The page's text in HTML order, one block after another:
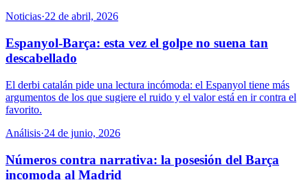
Noticias·22 de abril, 2026
Espanyol-Barça: esta vez el golpe no suena tan
descabellado
El derbi catalán pide una lectura incómoda: el Espanyol tiene más
argumentos de los que sugiere el ruido y el valor está en ir contra el
favorito.
Análisis·24 de junio, 2026
Números contra narrativa: la posesión del Barça
incomoda al Madrid